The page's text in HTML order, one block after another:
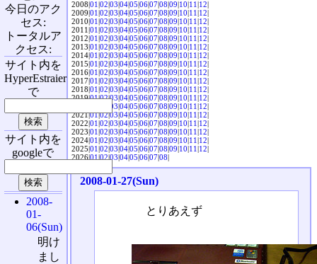
2008|01|02|03|04|05|06|07|08|09|10|11|12|
2009|01|02|03|04|05|06|07|08|09|10|11|12|
2010|01|02|03|04|05|06|07|08|09|10|11|12|
2011|01|02|03|04|05|06|07|08|09|10|11|12|
2012|01|02|03|04|05|06|07|08|09|10|11|12|
2013|01|02|03|04|05|06|07|08|09|10|11|12|
2014|01|02|03|04|05|06|07|08|09|10|11|12|
2015|01|02|03|04|05|06|07|08|09|10|11|12|
2016|01|02|03|04|05|06|07|08|09|10|11|12|
2017|01|02|03|04|05|06|07|08|09|10|11|12|
2018|01|02|03|04|05|06|07|08|09|10|11|12|
2019|01|02|03|04|05|06|07|08|09|10|11|12|
03|04|05|06|07|08|09|10|11|12|
2021|01|02|03|04|05|06|07|08|09|10|11|12|
2022|01|02|03|04|05|06|07|08|09|10|11|12|
2023|01|02|03|04|05|06|07|08|09|10|11|12|
2024|01|02|03|04|05|06|07|08|09|10|11|12|
2025|01|02|03|04|05|06|07|08|09|10|11|12|
2026|01|02|03|04|05|06|07|08|
2008-01-27(Sun)
とりあえず
今日のアク
セス:
トータルア
クセス:
サイト内を
HyperEstraier
で
サイト内を
googleで
2008-
01-
06(Sun)
明け
まし